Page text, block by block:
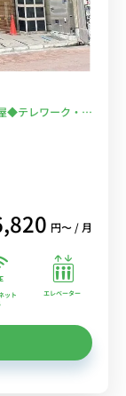
◆テレワーク・在
円〜 / 月
ット
エレベーター